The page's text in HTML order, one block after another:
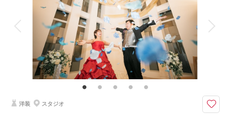
データ 100 カット 台紙付写真
衣装追加 会食
家族と撮影 家族用衣装レンタル ペットと撮影
その他含むもの
和装小物一式(懐剣・筥迫・末広・抱帯・帯締め・帯揚げ・草履・髪飾り)、
チャペル装花、スマホ撮影OK、撮影アイテム持ち込みOK、専任アテンド
【2026年9月までの撮影限定】基本料金50%OFF・平日試着で衣装ランクア
ップ50%OFF
洋装 スタジオ